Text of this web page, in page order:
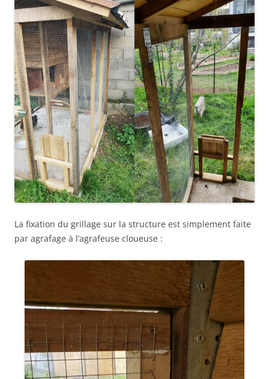
La fixation du grillage sur la structure est simplement faite
par agrafage à l’agrafeuse cloueuse :